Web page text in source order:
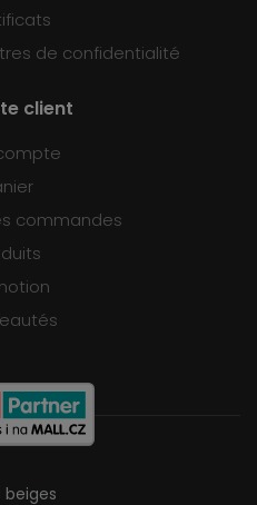
de confidentialité
client
commandes
beiges